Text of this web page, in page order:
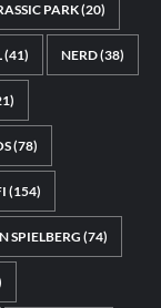
PARK(20)
(41) NERD(38)
(78)
(154)
SPIELBERG (74)